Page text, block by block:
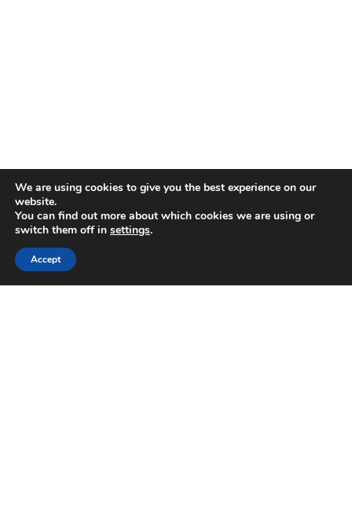
We are using cookies to give you the best experience on our
website.
You can find out more about which cookies we are using or
switch them off in settings.
Accept